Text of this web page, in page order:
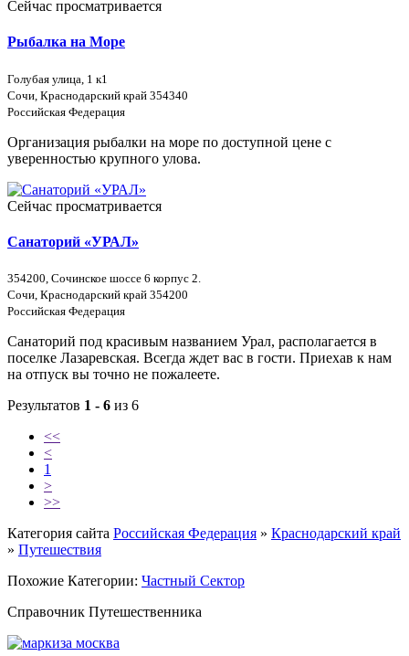
Сейчас просматривается
Рыбалка на Море
Голубая улица, 1 к1
Сочи, Краснодарский край ​354340
Российская Федерация
Организация рыбалки на море по доступной цене с
уверенностью крупного улова.
Сейчас просматривается
Санаторий «УРАЛ»
354200, Сочинское шоссе 6 корпус 2.
Сочи, Краснодарский край 354200
Российская Федерация
Санаторий под красивым названием Урал, располагается в
поселке Лазаревская. Всегда ждет вас в гости. Приехав к нам
на отпуск вы точно не пожалеете.
Результатов 1 - 6 из 6
<<
<
1
>
>>
Категория сайта Российская Федерация » Краснодарский край
» Путешествия
Похожие Категории: Частный Сектор
Справочник Путешественника